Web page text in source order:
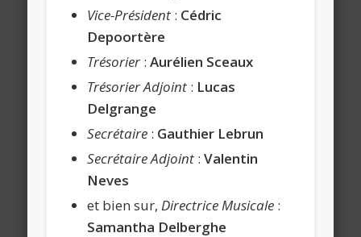
Vice-Président : Cédric
Depoortère
Trésorier :Aurélien Sceaux
Trésorier Adjoint : Lucas
Delgrange
Secrétaire : Gauthier Lebrun
Secrétaire Adjoint :Valentin
Neves
et bien sur,Directrice Musicale :
Samantha Delberghe